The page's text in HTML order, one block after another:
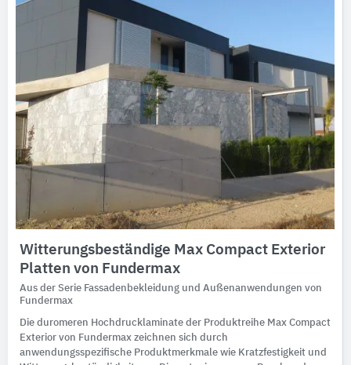
Witterungsbeständige Max Compact Exterior
Platten von Fundermax
Aus der Serie Fassadenbekleidung und Außenanwendungen von
Fundermax
Die duromeren Hochdrucklaminate der Produktreihe Max Compact
Exterior von Fundermax zeichnen sich durch
anwendungsspezifische Produktmerkmale wie Kratzfestigkeit und